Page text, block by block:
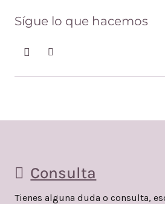
Sígue lo que hacemos
Consulta
Tienes alguna duda o consulta,